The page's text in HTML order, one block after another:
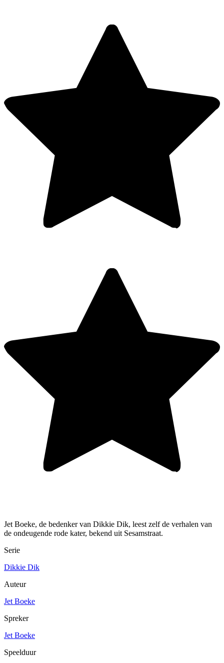
Jet Boeke, de bedenker van Dikkie Dik, leest zelf de verhalen van
de ondeugende rode kater, bekend uit Sesamstraat.
Serie
Dikkie Dik
Auteur
Jet Boeke
Spreker
Jet Boeke
Speelduur